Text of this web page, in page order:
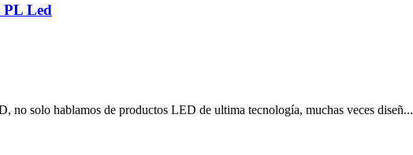
Led
no solo hablamos de productos LED de ultima tecnología, muchas veces diseñ...